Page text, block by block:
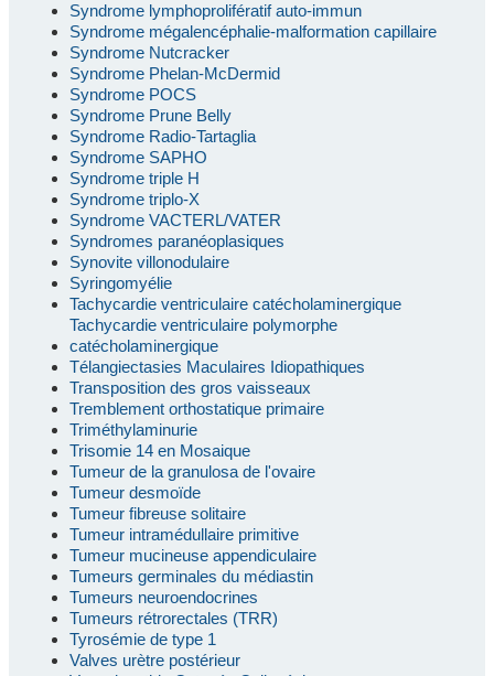
Syndrome lymphoprolifératif auto-immun
Syndrome mégalencéphalie-malformation capillaire
Syndrome Nutcracker
Syndrome Phelan-McDermid
Syndrome POCS
Syndrome Prune Belly
Syndrome Radio-Tartaglia
Syndrome SAPHO
Syndrome triple H
Syndrome triplo-X
Syndrome VACTERL/VATER
Syndromes paranéoplasiques
Synovite villonodulaire
Syringomyélie
Tachycardie ventriculaire catécholaminergique
Tachycardie ventriculaire polymorphe
catécholaminergique
Télangiectasies Maculaires Idiopathiques
Transposition des gros vaisseaux
Tremblement orthostatique primaire
Triméthylaminurie
Trisomie 14 en Mosaique
Tumeur de la granulosa de l'ovaire
Tumeur desmoïde
Tumeur fibreuse solitaire
Tumeur intramédullaire primitive
Tumeur mucineuse appendiculaire
Tumeurs germinales du médiastin
Tumeurs neuroendocrines
Tumeurs rétrorectales (TRR)
Tyrosémie de type 1
Valves urètre postérieur